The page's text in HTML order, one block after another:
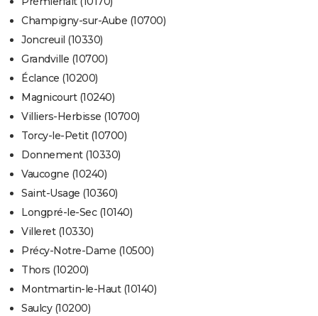
Champigny-sur-Aube (10700)
Joncreuil (10330)
Grandville (10700)
Éclance (10200)
Magnicourt (10240)
Villiers-Herbisse (10700)
Torcy-le-Petit (10700)
Donnement (10330)
Vaucogne (10240)
Saint-Usage (10360)
Longpré-le-Sec (10140)
Villeret (10330)
Précy-Notre-Dame (10500)
Thors (10200)
Montmartin-le-Haut (10140)
Saulcy (10200)